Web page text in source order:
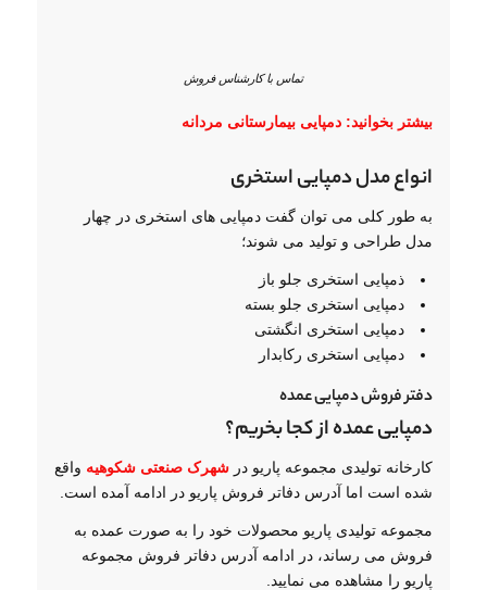
تماس با کارشناس فروش
بیشتر بخوانید: دمپایی بیمارستانی مردانه
انواع مدل دمپایی استخری
به طور کلی می توان گفت دمپایی های استخری در چهار
مدل طراحی و تولید می شوند؛
ذمپایی استخری جلو باز
دمپایی استخری جلو بسته
دمپایی استخری انگشتی
دمپایی استخری رکابدار
دفتر فروش دمپایی عمده
دمپایی عمده از کجا بخریم؟
کارخانه تولیدی مجموعه پاریو در شهرک صنعتی شکوهیه واقع
شده است اما آدرس دفاتر فروش پاریو در ادامه آمده است.
مجموعه تولیدی پاریو محصولات خود را به صورت عمده به
فروش می رساند، در ادامه آدرس دفاتر فروش مجموعه
پاریو را مشاهده می نمایید.